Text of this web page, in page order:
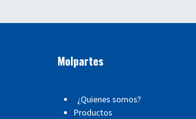
Molpartes
¿Quienes somos?
Productos